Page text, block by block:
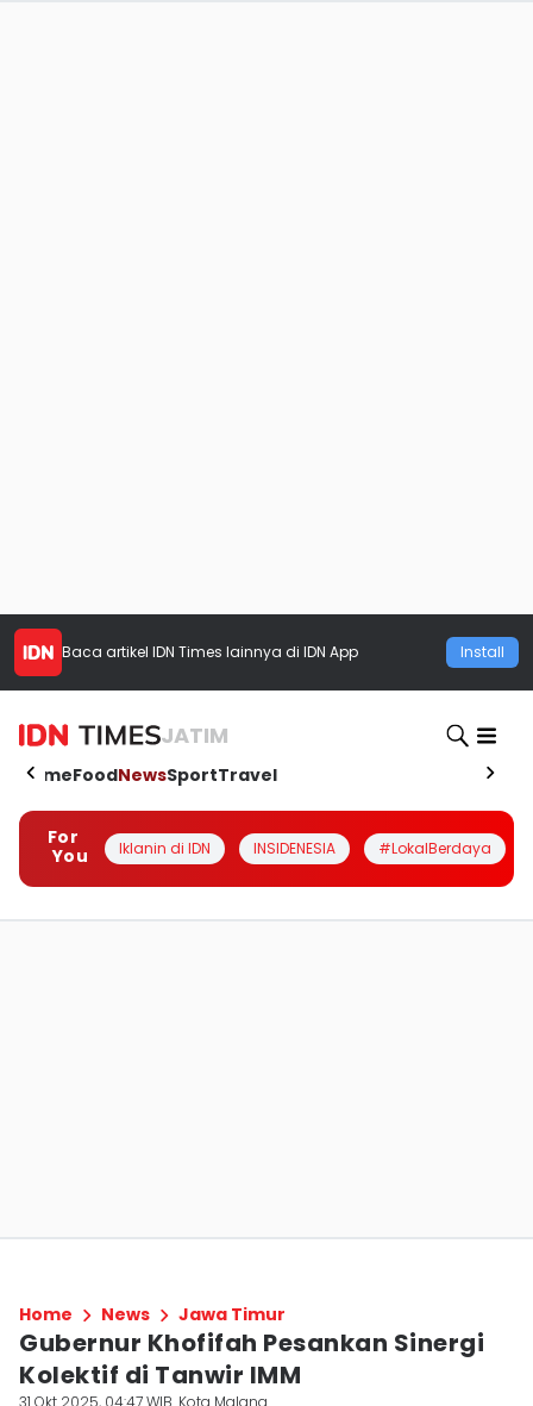
Baca artikel IDN Times lainnya di IDN App Install
JATIM
HomeFoodNewsSportTravel
For
You
Iklanin di IDN INSIDENESIA #LokalBerdaya
Home News Jawa Timur
Gubernur Khofifah Pesankan Sinergi
Kolektif di Tanwir IMM
31 Okt 2025, 04:47 WIB Kota Malang